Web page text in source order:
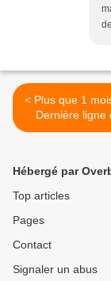
< Plus que 1 mois et demi !
Dernière ligne
Hébergé par
Top articles
Pages
Contact
Signaler un abus